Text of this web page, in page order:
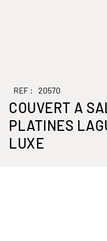
REF : 20570
COUVERT A
PLATINES
LUXE